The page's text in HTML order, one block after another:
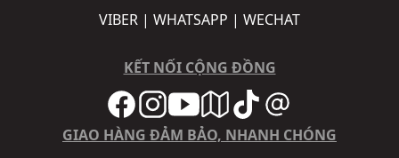
VIBER | WHATSAPP | WECHAT
KẾT NỐI CỘNG ĐỒNG
GIAO HÀNG ĐẢM BẢO, NHANH CHÓNG